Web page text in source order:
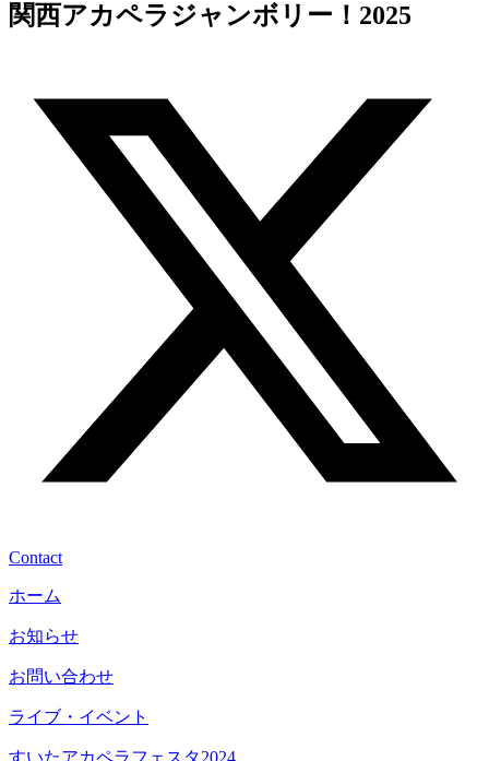
関西アカペラジャンボリー！2025
Contact
ホーム
お知らせ
お問い合わせ
ライブ・イベント